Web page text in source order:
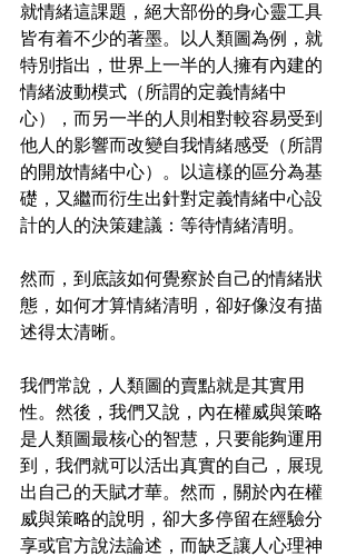
就情緒這課題，絕大部份的身心靈工具
皆有着不少的著墨。以人類圖為例，就
特別指出，世界上一半的人擁有內建的
情緒波動模式（所謂的定義情緒中
心），而另一半的人則相對較容易受到
他人的影響而改變自我情緒感受（所謂
的開放情緒中心）。以這樣的區分為基
礎，又繼而衍生出針對定義情緒中心設
計的人的決策建議：等待情緒清明。
然而，到底該如何覺察於自己的情緒狀
態，如何才算情緒清明，卻好像沒有描
述得太清晰。
我們常說，人類圖的賣點就是其實用
性。然後，我們又說，內在權威與策略
是人類圖最核心的智慧，只要能夠運用
到，我們就可以活出真實的自己，展現
出自己的天賦才華。然而，關於內在權
威與策略的說明，卻大多停留在經驗分
享或官方說法論述，而缺乏讓人心理神